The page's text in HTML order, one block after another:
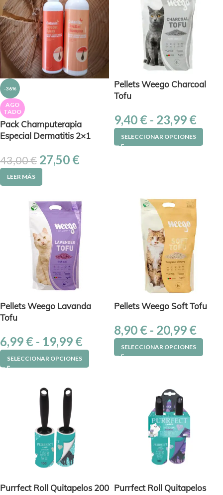
-36%
AGO
TADO
Pack Champuterapia
Especial Dermatitis 2×1
43,00€ 27,50 €
LEER MÁS
Pellets Weego Charcoal
Tofu
9,40 € - 23,99 €
SELECCIONAR OPCIONES
Pellets Weego Lavanda
Tofu
6,99 € - 19,99 €
SELECCIONAR OPCIONES
Pellets Weego Soft Tofu
8,90 € - 20,99 €
SELECCIONAR OPCIONES
Purrfect Roll Quitapelos 200 Purrfect Roll Quitapelos